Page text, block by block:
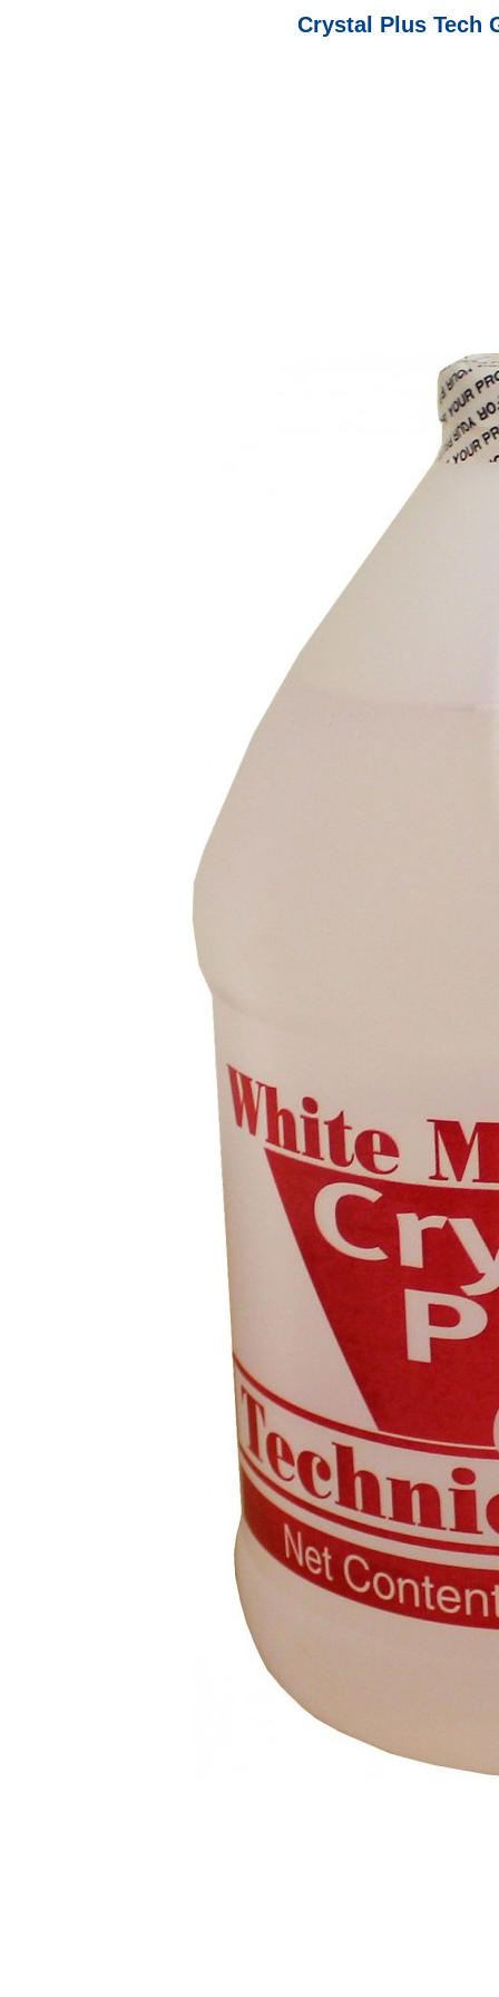
Crystal Plus Tech